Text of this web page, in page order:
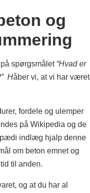
og
spørgsmålet “Hvad er
Håber vi, at vi har været
fordele og ulemper
på Wikipedia og de
indlæg hjalp denne
om beton emnet og
til anden.
og at du har al